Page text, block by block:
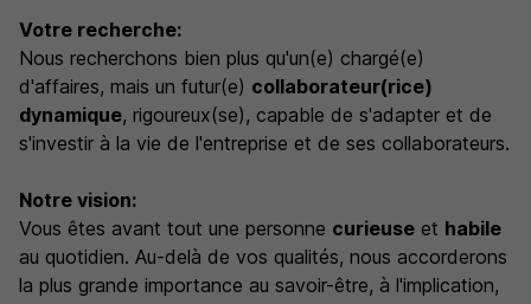
Votre recherche:
Nous recherchons bien plus qu'un(e) chargé(e)
d'affaires, mais un futur(e) collaborateur(rice)
dynamique, rigoureux(se), capable de s'adapter et de
s'investir à la vie de l'entreprise et de ses collaborateurs.
Notre vision:
Vous êtes avant tout une personne curieuse et habile
au quotidien. Au-delà de vos qualités, nous accorderons
la plus grande importance au savoir-être, à l'implication,